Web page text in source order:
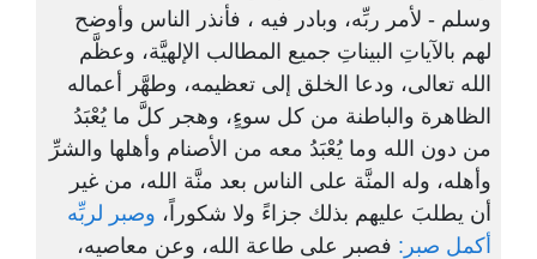
وسلم - لأمر ربِّه، وبادر فيه ، فأنذر الناس وأوضح
لهم بالآياتِ البيناتِ جميع المطالب الإلهيَّة، وعظَّم
الله تعالى، ودعا الخلق إلى تعظيمه، وطهَّر أعماله
الظاهرة والباطنة من كل سوءٍ، وهجر كلَّ ما يُعْبَدُ
من دون الله وما يُعْبَدُ معه من الأصنام وأهلها والشرِّ
وأهله، وله المنَّة على الناس بعد منَّة الله، من غير
أن يطلبَ عليهم بذلك جزاءً ولا شكوراً، وصبر لربِّه
أكمل صبر: فصبر على طاعة الله، وعن معاصيه،